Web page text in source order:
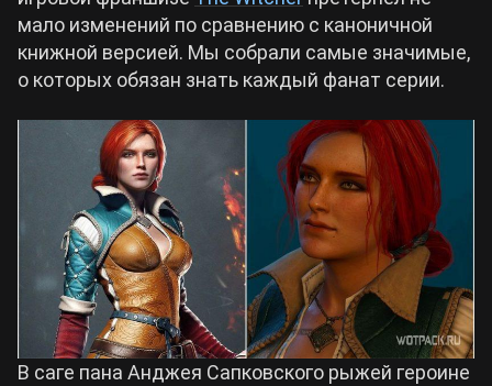
Crimson Desert
Zenless Zone Zero
Kingdom Come: Deliverance 2
Path of Exile 2
Wuthering Waves
Билды Arknights: Endfield
Билды Wuthering Waves
Билды Cyberpunk 2077
Билды Path of Exile 2
мало изменений по сравнению с каноничной
книжной версией. Мы собрали самые значимые,
о которых обязан знать каждый фанат серии.
В саге пана Анджея Сапковского рыжей героине